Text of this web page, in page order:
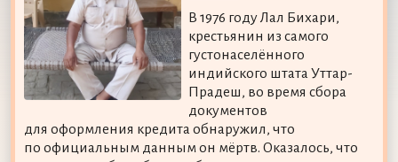
В 1976 году Лал Бихари,
крестьянин из самого
густонаселённого
индийского штата Уттар-
Прадеш, во время сбора
документов
для оформления кредита обнаружил, что
по официальным данным он мёртв. Оказалось, что